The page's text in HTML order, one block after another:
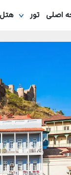
اصلی تور هتل